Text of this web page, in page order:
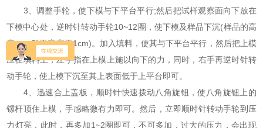
3、调整手轮，使下模与下平台平行;然后把试样观察面向下放在
下模中心处，逆时针转动手轮10~12圈，使下模及样品下沉(样品的高
度，一般不应高于1cm)。加入填料，使其与下平台平行，然后把上模
压在填料上，左手指在上模上施以向下的力，同时，右手再逆时针转
动手轮，使上模下沉至其上表面低于上平台即可。
4、迅速合上盖板，顺时针快速拨动八角旋钮，使八角旋钮上的
镙杆顶住上模，手感略微有力即可。然后，立即顺时针转动手轮到压
力灯亮，此时，再多加1~2圈即可，不可多加，过大的压力，会出现